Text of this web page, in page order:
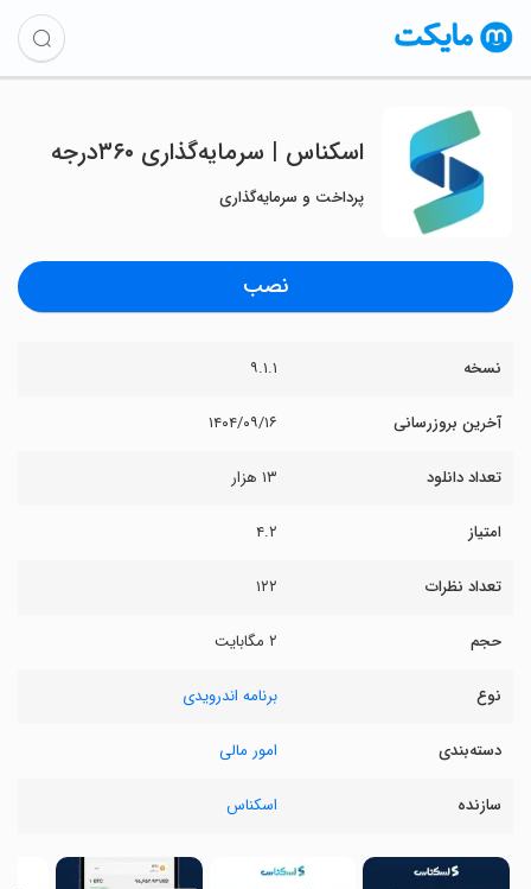
‏‏‏اسکناس | سرمایه‌گذاری ۳۶۰درجه
پرداخت و سرمایه‌گذاری
نصب
نسخه ۹.۱.۱
آخرین بروزرسانی ۱۴۰۴/۰۹/۱۶
تعداد دانلود ۱۳ هزار
امتیاز ۴.۲
تعداد نظرات ۱۲۲
حجم ۲ مگابایت
نوع برنامه اندرویدی
دسته‌بندی امور مالی
سازنده اسکناس